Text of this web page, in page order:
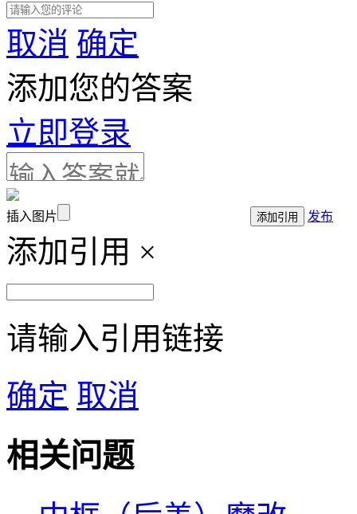
取消 确定
添加您的答案
立即登录
插入图片 添加引用 发布
添加引用 ×
请输入引用链接
确定 取消
相关问题